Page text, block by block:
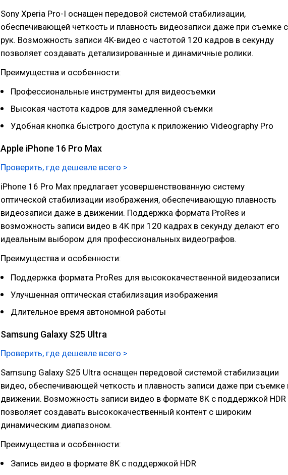
Sony Xperia Pro-I оснащен передовой системой стабилизации,
обеспечивающей четкость и плавность видеозаписи даже при съемке с
рук. Возможность записи 4K-видео с частотой 120 кадров в секунду
позволяет создавать детализированные и динамичные ролики.
Преимущества и особенности:
Профессиональные инструменты для видеосъемки
Высокая частота кадров для замедленной съемки
Удобная кнопка быстрого доступа к приложению Videography Pro
Apple iPhone 16 Pro Max
Проверить, где дешевле всего >
iPhone 16 Pro Max предлагает усовершенствованную систему
оптической стабилизации изображения, обеспечивающую плавность
видеозаписи даже в движении. Поддержка формата ProRes и
возможность записи видео в 4K при 120 кадрах в секунду делают его
идеальным выбором для профессиональных видеографов.
Преимущества и особенности:
Поддержка формата ProRes для высококачественной видеозаписи
Улучшенная оптическая стабилизация изображения
Длительное время автономной работы
Samsung Galaxy S25 Ultra
Проверить, где дешевле всего >
Samsung Galaxy S25 Ultra оснащен передовой системой стабилизации
видео, обеспечивающей четкость и плавность записи даже при съемке
движении. Возможность записи видео в формате 8K с поддержкой HDR
позволяет создавать высококачественный контент с широким
динамическим диапазоном.
Преимущества и особенности:
Запись видео в формате 8K с поддержкой HDR